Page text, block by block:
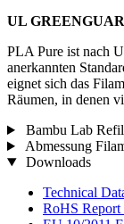
UL
PLA Pure ist nach
anerkannten
eignet sich das
Räumen, in denen
Bambu Lab
Abmessung
Downloads
Technical
RoHS